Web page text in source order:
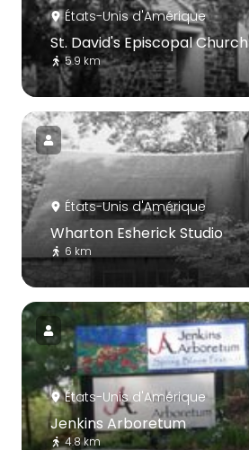
États-Unis d'Amérique
St. David's Episcopal Church
5.9 km
États-Unis d'Amérique
Wharton Esherick Studio
6 km
États-Unis d'Amérique
Jenkins Arboretum
4.8 km